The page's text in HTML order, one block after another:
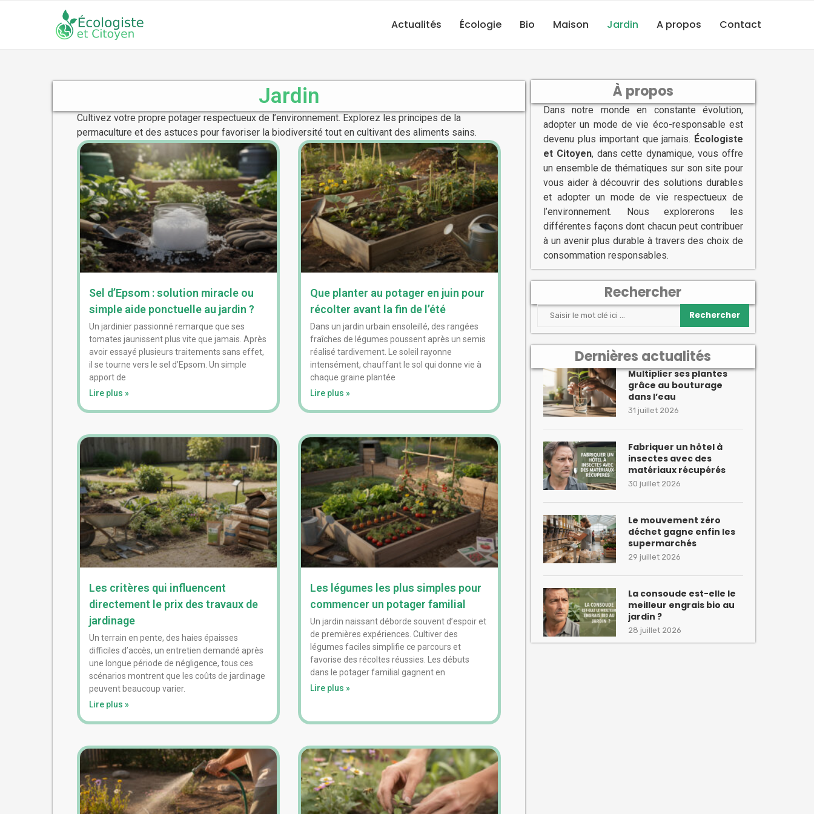
Actualités Écologie Bio Maison Jardin A propos Contact
Jardin
Cultivez votre propre potager respectueux de l’environnement. Explorez les principes de la
permaculture et des astuces pour favoriser la biodiversité tout en cultivant des aliments sains.
Sel d’Epsom : solution miracle ou
simple aide ponctuelle au jardin ?
Un jardinier passionné remarque que ses
tomates jaunissent plus vite que jamais. Après
avoir essayé plusieurs traitements sans effet,
il se tourne vers le sel d’Epsom. Un simple
apport de
Lire plus »
Que planter au potager en juin pour
récolter avant la fin de l’été
Dans un jardin urbain ensoleillé, des rangées
fraîches de légumes poussent après un semis
réalisé tardivement. Le soleil rayonne
intensément, chauffant le sol qui donne vie à
chaque graine plantée
Lire plus »
Les critères qui influencent
directement le prix des travaux de
jardinage
Un terrain en pente, des haies épaisses
difficiles d’accès, un entretien demandé après
une longue période de négligence, tous ces
scénarios montrent que les coûts de jardinage
peuvent beaucoup varier.
Lire plus »
Les légumes les plus simples pour
commencer un potager familial
Un jardin naissant déborde souvent d’espoir et
de premières expériences. Cultiver des
légumes faciles simplifie ce parcours et
favorise des récoltes réussies. Les débuts
dans le potager familial gagnent en
Lire plus »
À propos
Dans notre monde en constante évolution,
adopter un mode de vie éco-responsable est
devenu plus important que jamais. Écologiste
et Citoyen, dans cette dynamique, vous offre
un ensemble de thématiques sur son site pour
vous aider à découvrir des solutions durables
et adopter un mode de vie respectueux de
l’environnement. Nous explorerons les
différentes façons dont chacun peut contribuer
à un avenir plus durable à travers des choix de
consommation responsables.
Rechercher
Rechercher
Dernières actualités
Multiplier ses plantes
grâce au bouturage
dans l’eau
31 juillet 2026
Fabriquer un hôtel à
insectes avec des
matériaux récupérés
30 juillet 2026
Le mouvement zéro
déchet gagne enfin les
supermarchés
29 juillet 2026
La consoude est-elle le
meilleur engrais bio au
jardin ?
28 juillet 2026